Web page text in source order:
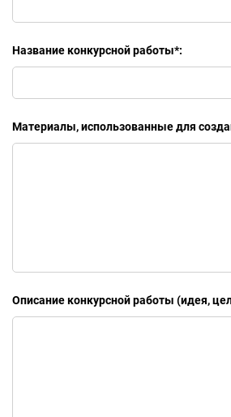
Название конкурсной работы*:
Материалы, использованные для
Описание конкурсной работы (идея,